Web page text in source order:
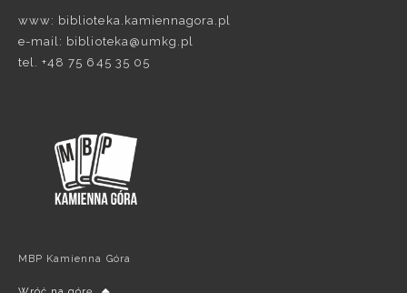
www: biblioteka.kamiennagora.pl
e-mail: biblioteka@umkg.pl
tel. +48 75 645 35 05
MBP Kamienna Góra